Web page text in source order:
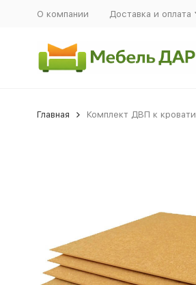
О компании Доставка и оплата
Главная Комплект ДВП к кровати